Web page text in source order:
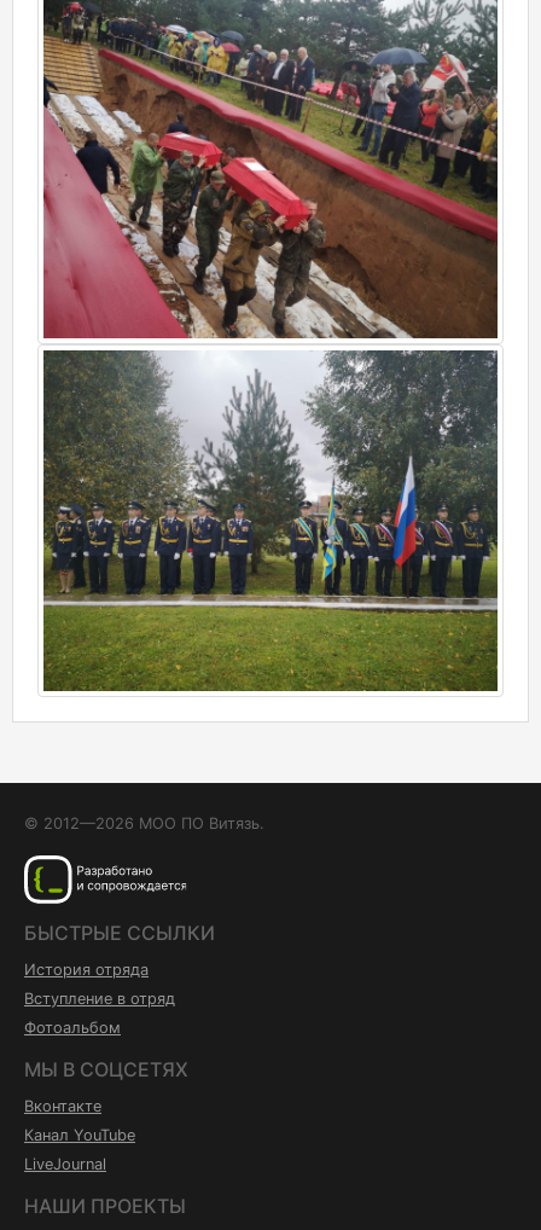
© 2012—2026 МОО ПО Витязь.
БЫСТРЫЕ ССЫЛКИ
История отряда
Вступление в отряд
Фотоальбом
МЫ В СОЦСЕТЯХ
Вконтакте
Канал YouTube
LiveJournal
НАШИ ПРОЕКТЫ